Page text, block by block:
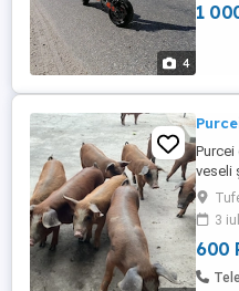
4
1
Purcei
veseli
3
600